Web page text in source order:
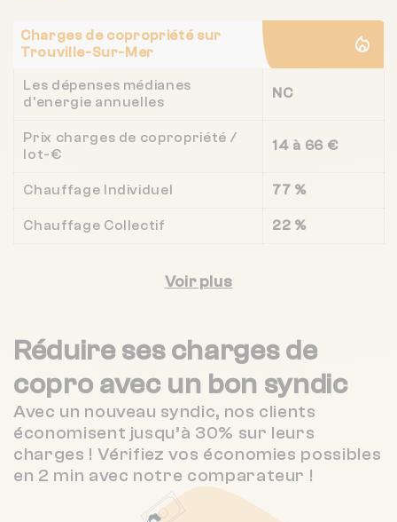
Charges de copropriété sur
Trouville-Sur-Mer
Les dépenses médianes
d'energie annuelles
NC
Prix charges de copropriété /
lot-€
14 à 66 €
Chauffage Individuel 77 %
Chauffage Collectif 22 %
Voir plus
Réduire ses charges de
copro avec un bon syndic
Avec un nouveau syndic, nos clients
économisent jusqu’à 30% sur leurs
charges ! Vérifiez vos économies possibles
en 2 min avec notre comparateur !